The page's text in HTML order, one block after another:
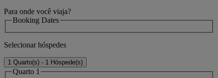
Para onde você viaja?
Booking Dates
Selecionar hóspedes
1 Quarto(s) - 1 Hóspede(s)
Quarto 1